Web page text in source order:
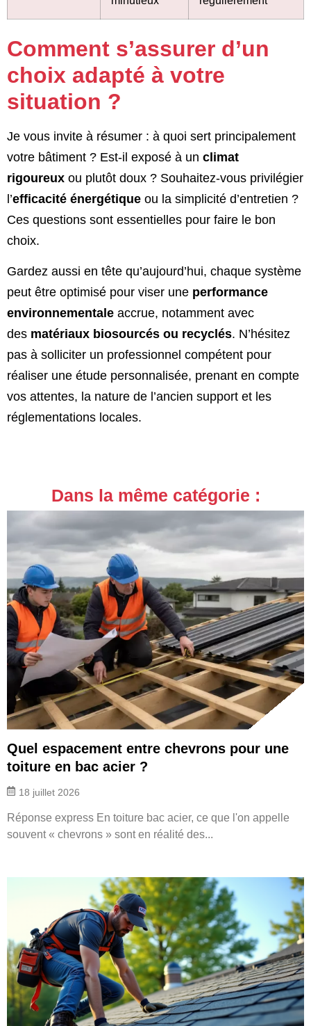
Comment s’assurer d’un
choix adapté à votre
situation ?
Je vous invite à résumer : à quoi sert principalement
votre bâtiment ? Est-il exposé à un climat
rigoureux ou plutôt doux ? Souhaitez-vous privilégier
l’efficacité énergétique ou la simplicité d’entretien ?
Ces questions sont essentielles pour faire le bon
choix.
Gardez aussi en tête qu’aujourd’hui, chaque système
peut être optimisé pour viser une performance
environnementale accrue, notamment avec
des matériaux biosourcés ou recyclés. N’hésitez
pas à solliciter un professionnel compétent pour
réaliser une étude personnalisée, prenant en compte
vos attentes, la nature de l’ancien support et les
réglementations locales.
Dans la même catégorie :
Quel espacement entre chevrons pour une
toiture en bac acier ?
18 juillet 2026
Réponse express En toiture bac acier, ce que l'on appelle
souvent « chevrons » sont en réalité des...